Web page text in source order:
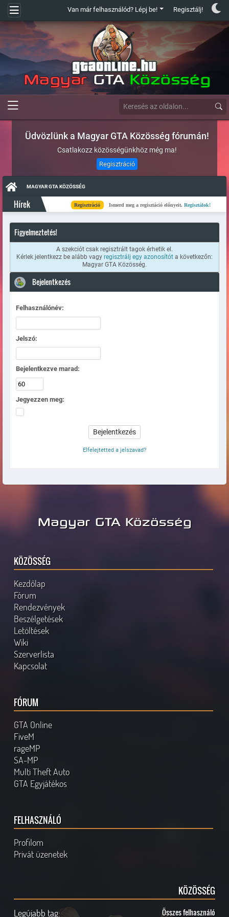
Van már felhasználód? Lépj be! Regisztálj!
Üdvözlünk a Magyar GTA Közösség fórumán!
Csatlakozz közösségünkhöz még ma!
Regisztráció
MAGYAR GTA KÖZÖSSÉG
Hírek Regisztráció Ismerd meg a regisztáció előnyeit.Regisztálok!
Figyelmeztetés!
A szekciót csak regisztrált tagok érhetik el.
Kérlek jelentkezz be alább vagy regisztrálj egy azonosítót a következőn:
Magyar GTA Közösség.
Bejelentkezés
Felhasználónév:
Jelszó:
Bejelentkezve marad:
Jegyezzen meg:
Elfelejtetted a jelszavad?
Magyar GTA Közösség
KÖZÖSSÉG
Kezdőlap
Fórum
Rendezvények
Beszélgetések
Letöltések
Wiki
Szerverlista
Kapcsolat
FÓRUM
GTA Online
FiveM
rageMP
SA-MP
Multi Theft Auto
GTA Egyjátékos
FELHASZNÁLÓ
Profilom
Privát üzenetek
KÖZÖSSÉG
Legújabb tag: Összes felhasználó